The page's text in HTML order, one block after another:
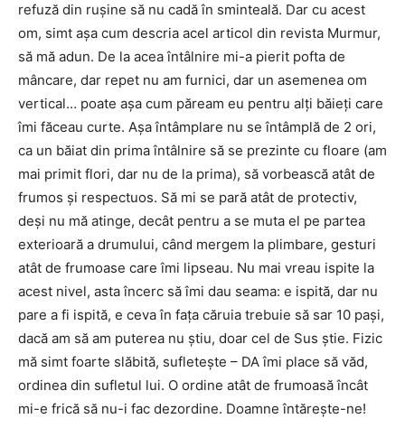
refuză din rușine să nu cadă în sminteală. Dar cu acest
om, simt așa cum descria acel articol din revista Murmur,
să mă adun. De la acea întâlnire mi-a pierit pofta de
mâncare, dar repet nu am furnici, dar un asemenea om
vertical… poate așa cum păream eu pentru alți băieți care
îmi făceau curte. Așa întâmplare nu se întâmplă de 2 ori,
ca un băiat din prima întâlnire să se prezinte cu floare (am
mai primit flori, dar nu de la prima), să vorbească atât de
frumos și respectuos. Să mi se pară atât de protectiv,
deși nu mă atinge, decât pentru a se muta el pe partea
exterioară a drumului, când mergem la plimbare, gesturi
atât de frumoase care îmi lipseau. Nu mai vreau ispite la
acest nivel, asta încerc să îmi dau seama: e ispită, dar nu
pare a fi ispită, e ceva în fața căruia trebuie să sar 10 pași,
dacă am să am puterea nu știu, doar cel de Sus știe. Fizic
mă simt foarte slăbită, sufletește – DA îmi place să văd,
ordinea din sufletul lui. O ordine atât de frumoasă încât
mi-e frică să nu-i fac dezordine. Doamne întărește-ne!